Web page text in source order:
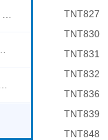
TNT827
TNT830
TNT831
TNT832
TNT836
TNT839
TNT848